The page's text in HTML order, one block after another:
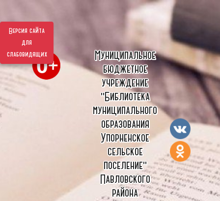
Версия сайта
для
слабовидящих
Муниципальное
бюджетное
учреждение
"Библиотека
муниципального
образования
Упорненское
сельское
поселение"
Павловского
района